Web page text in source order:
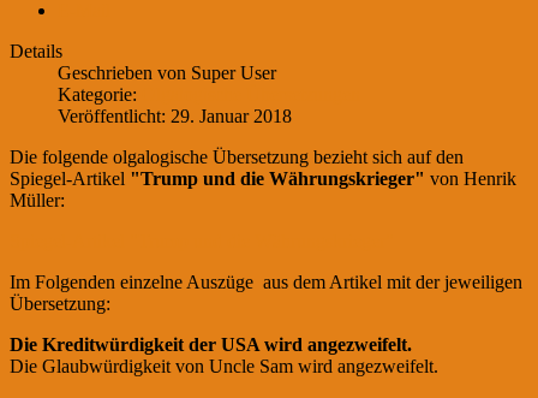
Details
Geschrieben von Super User
Kategorie:
Veröffentlicht: 29. Januar 2018
Die folgende olgalogische Übersetzung bezieht sich auf den
Spiegel-Artikel "Trump und die Währungskrieger" von Henrik
Müller:
Im Folgenden einzelne Auszüge aus dem Artikel mit der jeweiligen
Übersetzung:
Die Kreditwürdigkeit der USA wird angezweifelt.
Die Glaubwürdigkeit von Uncle Sam wird angezweifelt.